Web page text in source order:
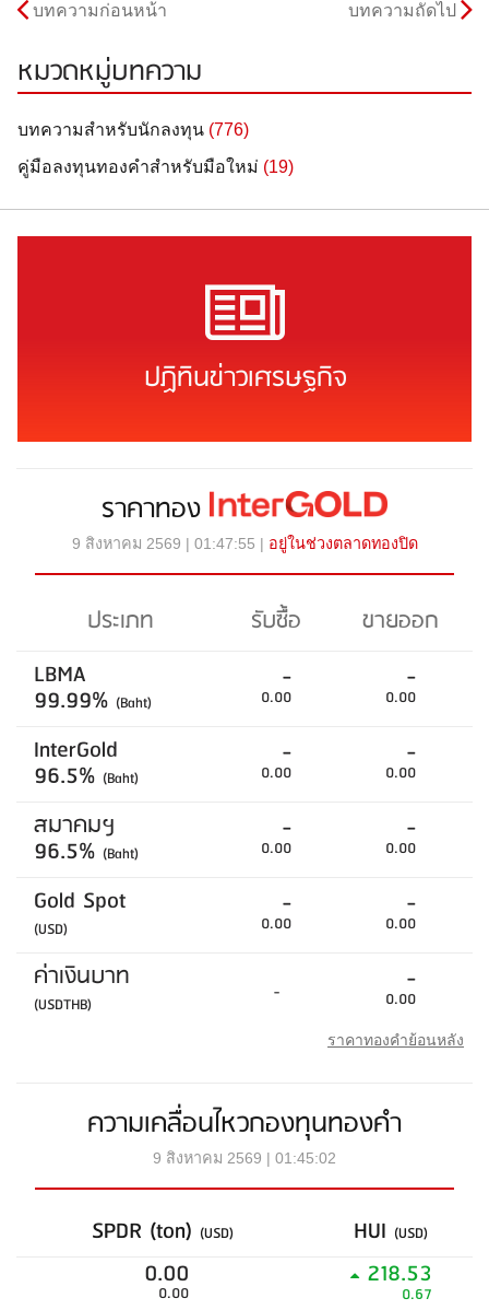
บทความก่อนหน้า บทความถัดไป
หมวดหมู่บทความ
บทความสำหรับนักลงทุน (776)
คู่มือลงทุนทองคำสำหรับมือใหม่ (19)
ปฏิทินข่าวเศรษฐกิจ
ราคาทอง
9 สิงหาคม 2569 | 01:47:55 | อยู่ในช่วงตลาดทองปิด
ประเภท รับซื้อ
ขายออก
LBMA
99.99% (Baht)
-
0.00
-
0.00
InterGold
96.5% (Baht)
-
0.00
-
0.00
สมาคมฯ
96.5% (Baht)
-
0.00
-
0.00
Gold Spot
(USD)
-
0.00
-
0.00
ค่าเงินบาท
(USDTHB) - -
0.00
ราคาทองคำย้อนหลัง
ความเคลื่อนไหวกองทุนทองคำ
9 สิงหาคม 2569 | 01:45:02
SPDR (ton) (USD) HUI (USD)
0.00
0.00
218.53
0.67